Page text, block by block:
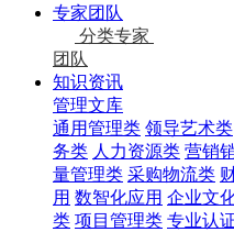
专家团队
分类专家
团队
知识资讯
管理文库
通用管理类 领导艺术类
务类 人力资源类 营销
量管理类 采购物流类
用 数智化应用 企业文
类 项目管理类 专业认